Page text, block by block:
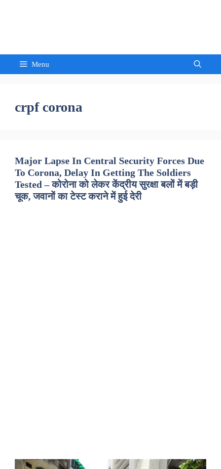
Menu
crpf corona
Major Lapse In Central Security Forces Due
To Corona, Delay In Getting The Soldiers
Tested – कोरोना को लेकर केंद्रीय सुरक्षा बलों में बड़ी
चूक, जवानों का टेस्ट कराने में हुई देरी